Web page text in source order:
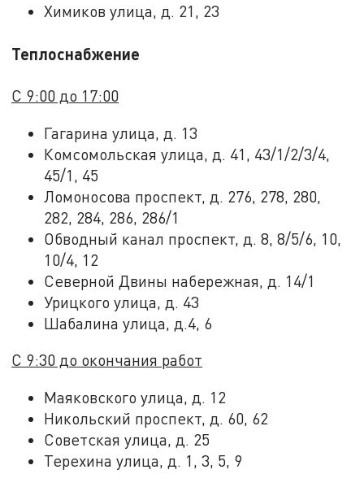
Химиков улица, д. 21, 23
Теплоснабжение
С 9:00 до 17:00
Гагарина улица, д. 13
Комсомольская улица, д. 41, 43/1/2/3/4,
45/1, 45
Ломоносова проспект, д. 276, 278, 280,
282, 284, 286, 286/1
Обводный канал проспект, д. 8, 8/5/6, 10,
10/4, 12
Северной Двины набережная, д. 14/1
Урицкого улица, д. 43
Шабалина улица, д.4, 6
С 9:30 до окончания работ
Маяковского улица, д. 12
Никольский проспект, д. 60, 62
Советская улица, д. 25
Терехина улица, д. 1, 3, 5, 9